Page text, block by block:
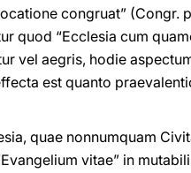
congruat” (Congr.
quod “Ecclesia cum
vel aegris, hodie
est quanto
quae nonnumquam
vitae” in